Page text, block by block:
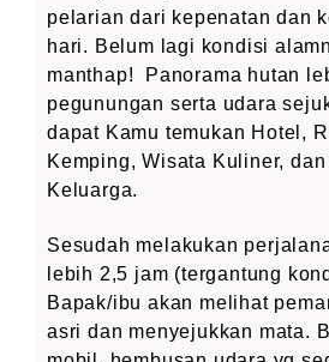
pelarian dari kepenatan dan
hari. Belum lagi kondisi
manthap! Panorama hutan
pegunungan serta udara
dapat Kamu temukan Hotel,
Kemping, Wisata Kuliner,
Keluarga.
Sesudah melakukan
lebih 2,5 jam (tergantung
Bapak/ibu akan melihat
asri dan menyejukkan mata.